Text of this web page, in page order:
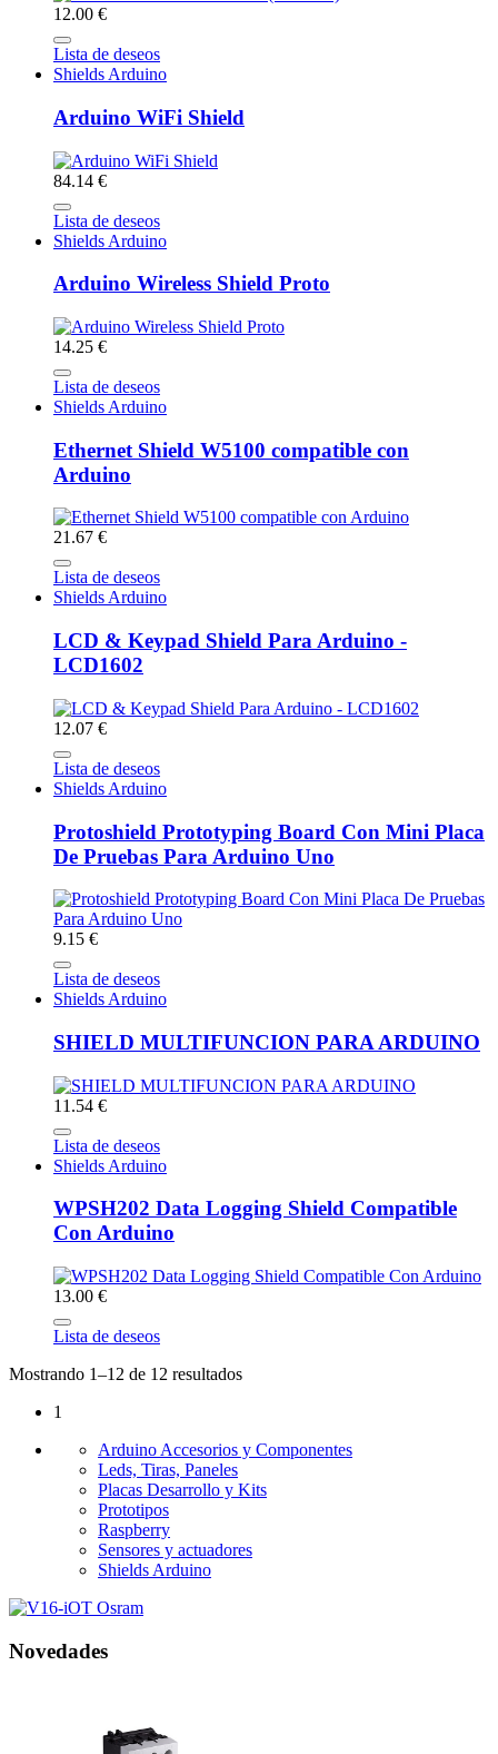
12.00 €
Lista de deseos
Shields Arduino
Arduino WiFi Shield
84.14 €
Lista de deseos
Shields Arduino
Arduino Wireless Shield Proto
14.25 €
Lista de deseos
Shields Arduino
Ethernet Shield W5100 compatible con
Arduino
21.67 €
Lista de deseos
Shields Arduino
LCD & Keypad Shield Para Arduino -
LCD1602
12.07 €
Lista de deseos
Shields Arduino
Protoshield Prototyping Board Con Mini Placa
De Pruebas Para Arduino Uno
9.15 €
Lista de deseos
Shields Arduino
SHIELD MULTIFUNCION PARA ARDUINO
11.54 €
Lista de deseos
Shields Arduino
WPSH202 Data Logging Shield Compatible
Con Arduino
13.00 €
Lista de deseos
Mostrando 1–12 de 12 resultados
1
Arduino Accesorios y Componentes
Leds, Tiras, Paneles
Placas Desarrollo y Kits
Prototipos
Raspberry
Sensores y actuadores
Shields Arduino
Novedades